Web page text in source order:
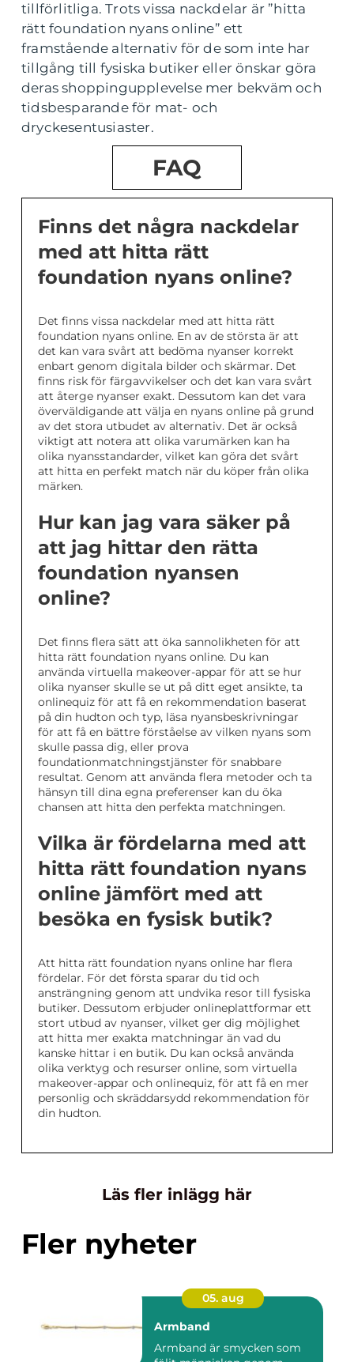
tillförlitliga. Trots vissa nackdelar är ”hitta
rätt foundation nyans online” ett
framstående alternativ för de som inte har
tillgång till fysiska butiker eller önskar göra
deras shoppingupplevelse mer bekväm och
tidsbesparande för mat- och
dryckesentusiaster.
FAQ
Finns det några nackdelar
med att hitta rätt
foundation nyans online?
Det finns vissa nackdelar med att hitta rätt
foundation nyans online. En av de största är att
det kan vara svårt att bedöma nyanser korrekt
enbart genom digitala bilder och skärmar. Det
finns risk för färgavvikelser och det kan vara svårt
att återge nyanser exakt. Dessutom kan det vara
överväldigande att välja en nyans online på grund
av det stora utbudet av alternativ. Det är också
viktigt att notera att olika varumärken kan ha
olika nyansstandarder, vilket kan göra det svårt
att hitta en perfekt match när du köper från olika
märken.
Hur kan jag vara säker på
att jag hittar den rätta
foundation nyansen
online?
Det finns flera sätt att öka sannolikheten för att
hitta rätt foundation nyans online. Du kan
använda virtuella makeover-appar för att se hur
olika nyanser skulle se ut på ditt eget ansikte, ta
onlinequiz för att få en rekommendation baserat
på din hudton och typ, läsa nyansbeskrivningar
för att få en bättre förståelse av vilken nyans som
skulle passa dig, eller prova
foundationmatchningstjänster för snabbare
resultat. Genom att använda flera metoder och ta
hänsyn till dina egna preferenser kan du öka
chansen att hitta den perfekta matchningen.
Vilka är fördelarna med att
hitta rätt foundation nyans
online jämfört med att
besöka en fysisk butik?
Att hitta rätt foundation nyans online har flera
fördelar. För det första sparar du tid och
ansträngning genom att undvika resor till fysiska
butiker. Dessutom erbjuder onlineplattformar ett
stort utbud av nyanser, vilket ger dig möjlighet
att hitta mer exakta matchningar än vad du
kanske hittar i en butik. Du kan också använda
olika verktyg och resurser online, som virtuella
makeover-appar och onlinequiz, för att få en mer
personlig och skräddarsydd rekommendation för
din hudton.
Läs fler inlägg här
Fler nyheter
05. aug
Armband
Armband är smycken som